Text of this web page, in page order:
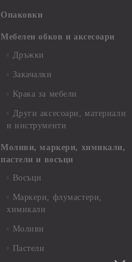
Опаковки
Мебелен обков и аксесоари
Дръжки
Закачалки
Крака за мебели
Други аксесоари, материали
и инструменти
Моливи, маркери, химикали,
пастели и восъци
Восъци
Маркери, флумастери,
химикали
Моливи
Пастели